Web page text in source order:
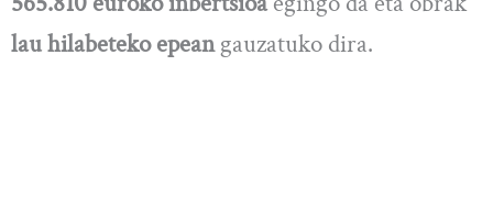
lau hilabeteko epeangauzatuko dira.